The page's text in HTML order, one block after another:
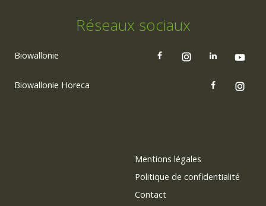
Réseaux sociaux
Biowallonie
Biowallonie Horeca
Mentions légales
Politique de confidentialité
Contact